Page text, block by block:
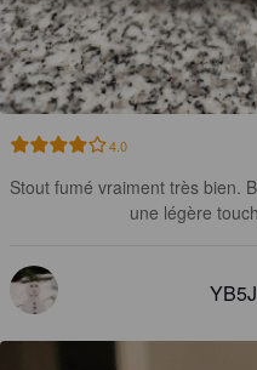
4.0
Stout fumé vraiment très bien.
une légère